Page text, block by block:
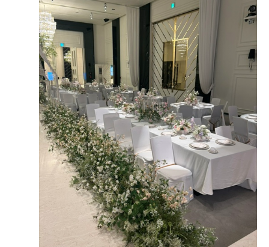
+8
결혼식 준비하면서 가장 우선순위로본게 1.가격 2.음식 3.
위치.4.주차5.예쁜홀 등등 여러군데 검색하고 알아보다가
안산 더베니르홀을 간순간 디지니공주가 되버릴것만같은
장소여서 두근두근 했습니다!홀이 이렇게 예뻐서 가격이
나쁠까봐 조마조마 했지만 가격이 다른곳보다 착하고 음식
도 먹어보니 종류도다양하고 맛있엇습니다! 단독홀이라 혼
잡스러운 느낌도 없고 주차하기도 편리하고 지하철로오기
도 너무좋은게 중앙역에 내려서 도보3분거리라 오시는분
들이 편할거같아서 기분이 좋습니다!예쁜 송예원실장님이
잘알려주시고 편안하게 상담해주셔서 즐거운상담시간 보
내고왔습니다!! 여기웨딩홀좋아서 결혼할 동생들에게 추천
하고있는 내자신을 발견할수있습니다😊😊😊💗💗💗💗
더 보기
후기가 도움이 되었나요? 1
이승주, 이은혜 시식후기